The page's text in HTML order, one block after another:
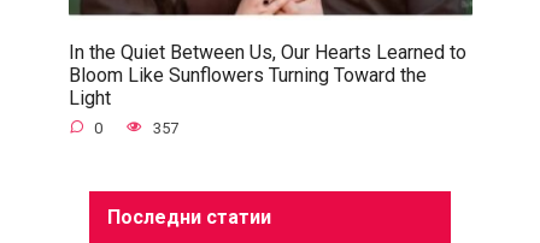
In the Quiet Between Us, Our Hearts Learned to
Bloom Like Sunflowers Turning Toward the
Light
0 357
Последни статии